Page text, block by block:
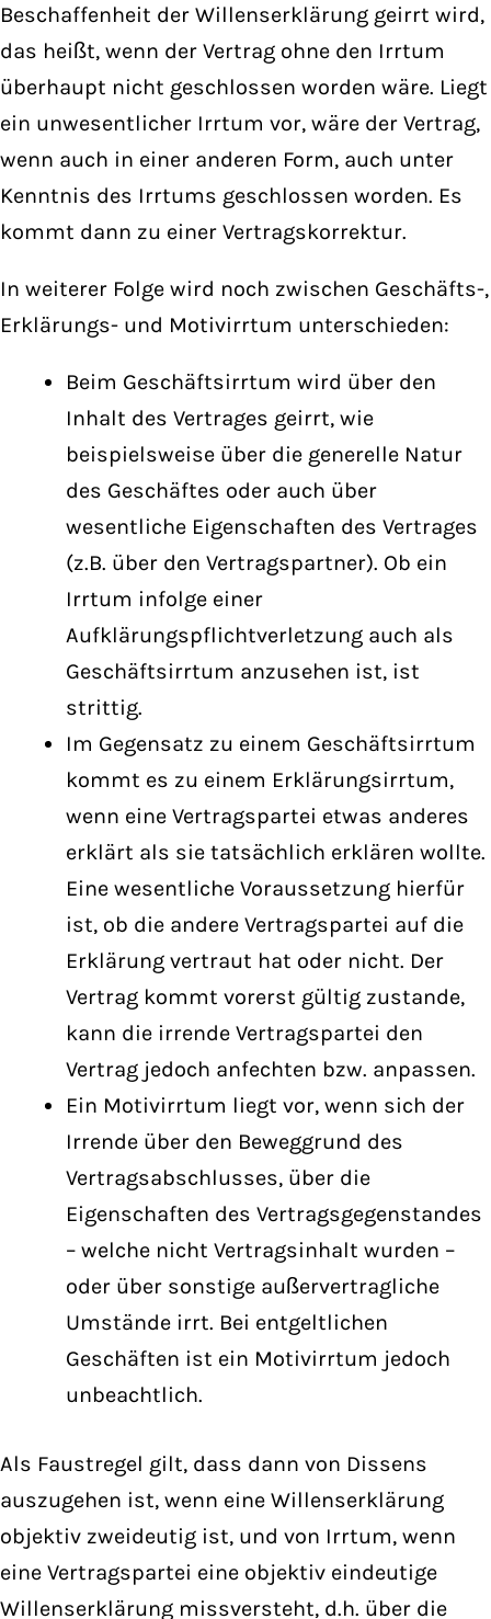
Beschaffenheit der Willenserklärung geirrt wird,
das heißt, wenn der Vertrag ohne den Irrtum
überhaupt nicht geschlossen worden wäre. Liegt
ein unwesentlicher Irrtum vor, wäre der Vertrag,
wenn auch in einer anderen Form, auch unter
Kenntnis des Irrtums geschlossen worden. Es
kommt dann zu einer Vertragskorrektur.
In weiterer Folge wird noch zwischen Geschäfts-,
Erklärungs- und Motivirrtum unterschieden:
Beim Geschäftsirrtum wird über den
Inhalt des Vertrages geirrt, wie
beispielsweise über die generelle Natur
des Geschäftes oder auch über
wesentliche Eigenschaften des Vertrages
(z.B. über den Vertragspartner). Ob ein
Irrtum infolge einer
Aufklärungspflichtverletzung auch als
Geschäftsirrtum anzusehen ist, ist
strittig.
Im Gegensatz zu einem Geschäftsirrtum
kommt es zu einem Erklärungsirrtum,
wenn eine Vertragspartei etwas anderes
erklärt als sie tatsächlich erklären wollte.
Eine wesentliche Voraussetzung hierfür
ist, ob die andere Vertragspartei auf die
Erklärung vertraut hat oder nicht. Der
Vertrag kommt vorerst gültig zustande,
kann die irrende Vertragspartei den
Vertrag jedoch anfechten bzw. anpassen.
Ein Motivirrtum liegt vor, wenn sich der
Irrende über den Beweggrund des
Vertragsabschlusses, über die
Eigenschaften des Vertragsgegenstandes
– welche nicht Vertragsinhalt wurden –
oder über sonstige außervertragliche
Umstände irrt. Bei entgeltlichen
Geschäften ist ein Motivirrtum jedoch
unbeachtlich.
Als Faustregel gilt, dass dann von Dissens
auszugehen ist, wenn eine Willenserklärung
objektiv zweideutig ist, und von Irrtum, wenn
eine Vertragspartei eine objektiv eindeutige
Willenserklärung missversteht, d.h. über die